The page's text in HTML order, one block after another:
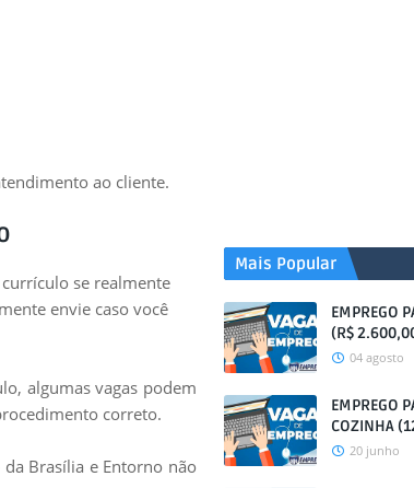
ao cliente.
se realmente
envie caso você
algumas vagas podem
correto.
Brasília e Entorno não
Mais Popular
EMPREGO
(R$
04 agosto
EMPREGO
COZINHA
20 junho